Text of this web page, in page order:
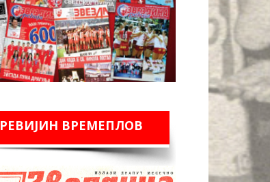
РЕВИЈИН ВРЕМЕПЛОВ